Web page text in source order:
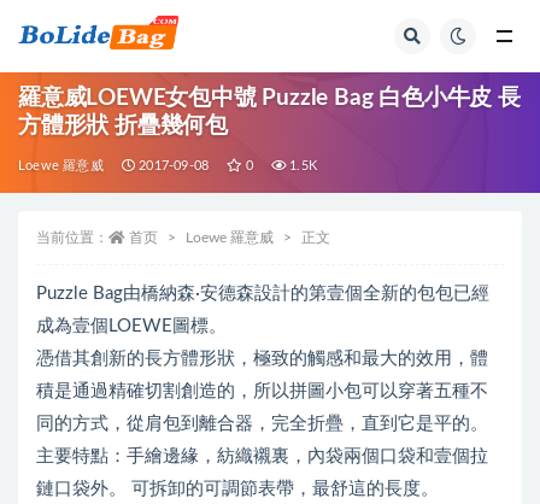
羅意威LOEWE女包中號 Puzzle Bag 白色小牛皮 長
方體形狀 折疊幾何包
Loewe 羅意威 2017-09-08 0 1.5K
当前位置： 首页 Loewe 羅意威 正文
Puzzle Bag由橋納森·安德森設計的第壹個全新的包包已經
成為壹個LOEWE圖標。
憑借其創新的長方體形狀，極致的觸感和最大的效用，體
積是通過精確切割創造的，所以拼圖小包可以穿著五種不
同的方式，從肩包到離合器，完全折疊，直到它是平的。
主要特點：手繪邊緣，紡織襯裏，內袋兩個口袋和壹個拉
鏈口袋外。 可拆卸的可調節表帶，最舒這的長度。